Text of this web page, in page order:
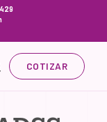
COTIZAR